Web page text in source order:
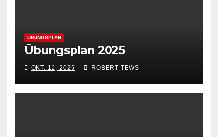
ÜBUNGSPLAN
Übungsplan 2025
OKT. 12, 2025 ROBERT TEWS